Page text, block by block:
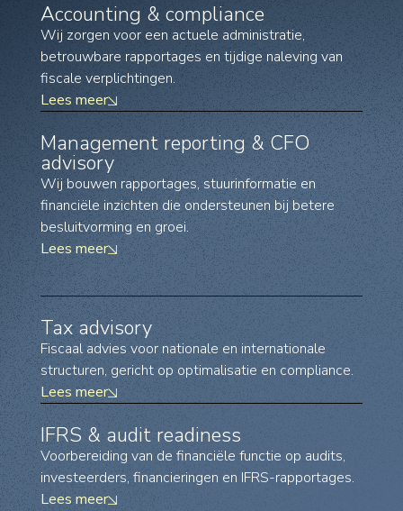
Accounting & compliance
Wij zorgen voor een actuele administratie,
betrouwbare rapportages en tijdige naleving van
fiscale verplichtingen.
Lees meer
Management reporting & CFO
advisory
Wij bouwen rapportages, stuurinformatie en
financiële inzichten die ondersteunen bij betere
besluitvorming en groei.
Lees meer
Tax advisory
Fiscaal advies voor nationale en internationale
structuren, gericht op optimalisatie en compliance.
Lees meer
IFRS & audit readiness
Voorbereiding van de financiële functie op audits,
investeerders, financieringen en IFRS-rapportages.
Lees meer